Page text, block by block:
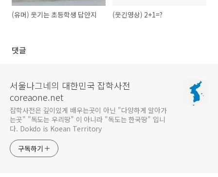
(유머) 웃기는 초등학생 답안지 (웃긴영상) 2+1=?
댓글
서울나그네의 대한민국 잡학사전
coreaone.net
잡학사전은 깊이있게 배우는곳이 아닌 "다양하게 알아가
는곳" "독도는 우리땅" 이 아니라 "독도는 한국땅" 입니
다. Dokdo is Koean Territory
구독하기